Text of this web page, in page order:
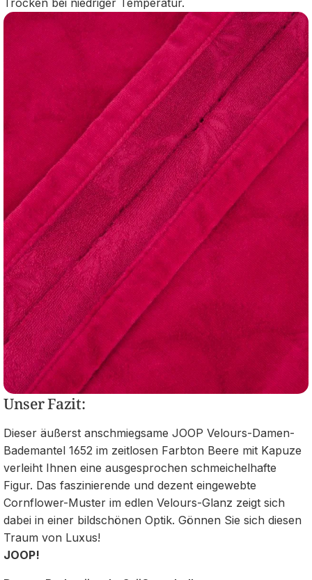
Trocken bei niedriger Temperatur.
Unser Fazit:
Dieser äußerst anschmiegsame JOOP Velours-Damen-
Bademantel 1652 im zeitlosen Farbton Beere mit Kapuze
verleiht Ihnen eine ausgesprochen schmeichelhafte
Figur. Das faszinierende und dezent eingewebte
Cornflower-Muster im edlen Velours-Glanz zeigt sich
dabei in einer bildschönen Optik. Gönnen Sie sich diesen
Traum von Luxus!
JOOP!